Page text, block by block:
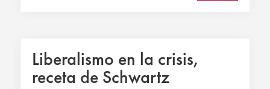
Liberalismo en la crisis,
receta de Schwartz